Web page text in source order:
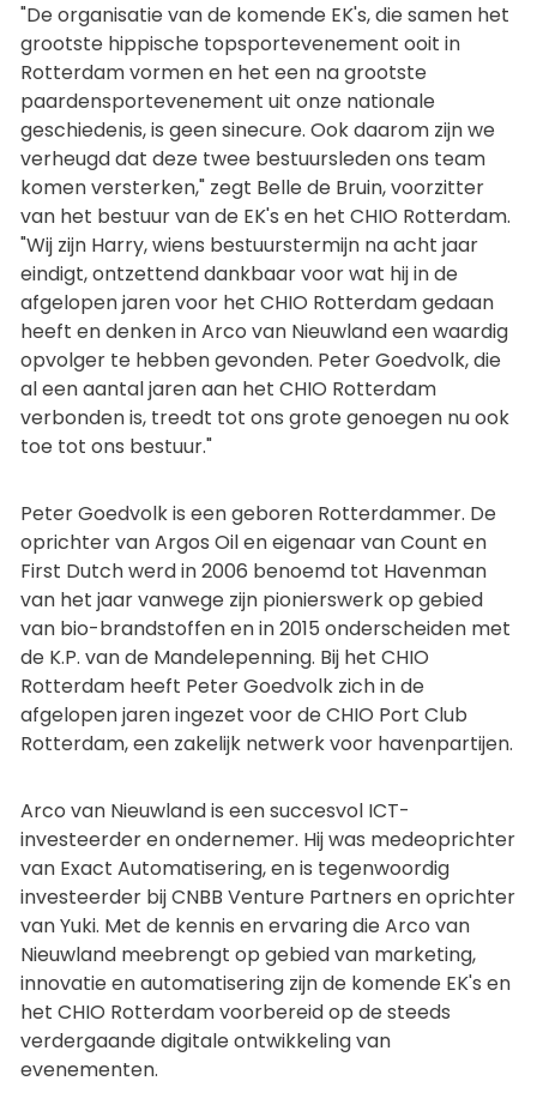
"De organisatie van de komende EK's, die samen het
grootste hippische topsportevenement ooit in
Rotterdam vormen en het een na grootste
paardensportevenement uit onze nationale
geschiedenis, is geen sinecure. Ook daarom zijn we
verheugd dat deze twee bestuursleden ons team
komen versterken," zegt Belle de Bruin, voorzitter
van het bestuur van de EK's en het CHIO Rotterdam.
"Wij zijn Harry, wiens bestuurstermijn na acht jaar
eindigt, ontzettend dankbaar voor wat hij in de
afgelopen jaren voor het CHIO Rotterdam gedaan
heeft en denken in Arco van Nieuwland een waardig
opvolger te hebben gevonden. Peter Goedvolk, die
al een aantal jaren aan het CHIO Rotterdam
verbonden is, treedt tot ons grote genoegen nu ook
toe tot ons bestuur."
Peter Goedvolk is een geboren Rotterdammer. De
oprichter van Argos Oil en eigenaar van Count en
First Dutch werd in 2006 benoemd tot Havenman
van het jaar vanwege zijn pionierswerk op gebied
van bio-brandstoffen en in 2015 onderscheiden met
de K.P. van de Mandelepenning. Bij het CHIO
Rotterdam heeft Peter Goedvolk zich in de
afgelopen jaren ingezet voor de CHIO Port Club
Rotterdam, een zakelijk netwerk voor havenpartijen.
Arco van Nieuwland is een succesvol ICT-
investeerder en ondernemer. Hij was medeoprichter
van Exact Automatisering, en is tegenwoordig
investeerder bij CNBB Venture Partners en oprichter
van Yuki. Met de kennis en ervaring die Arco van
Nieuwland meebrengt op gebied van marketing,
innovatie en automatisering zijn de komende EK's en
het CHIO Rotterdam voorbereid op de steeds
verdergaande digitale ontwikkeling van
evenementen.